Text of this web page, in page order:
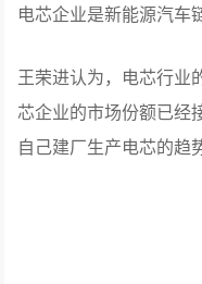
电芯企业是新能源汽车
王荣进认为，电芯行业
芯企业的市场份额已经
自己建厂生产电芯的趋